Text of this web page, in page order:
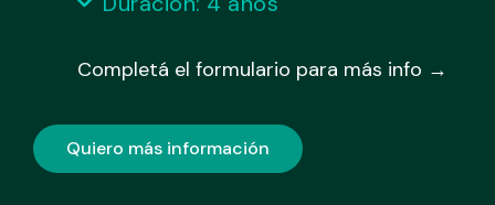
Completá el formulario para más info →
Quiero más información